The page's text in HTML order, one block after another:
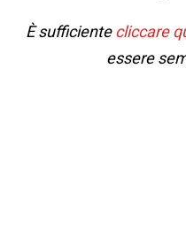
È sufficientecliccare
essere